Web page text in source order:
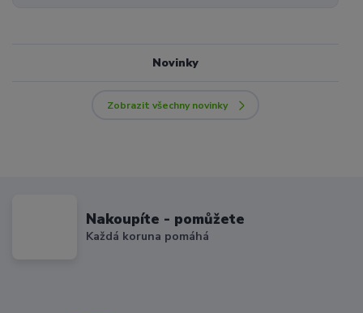
Novinky
Zobrazit všechny novinky
Nakoupíte - pomůžete
Každá koruna pomáhá